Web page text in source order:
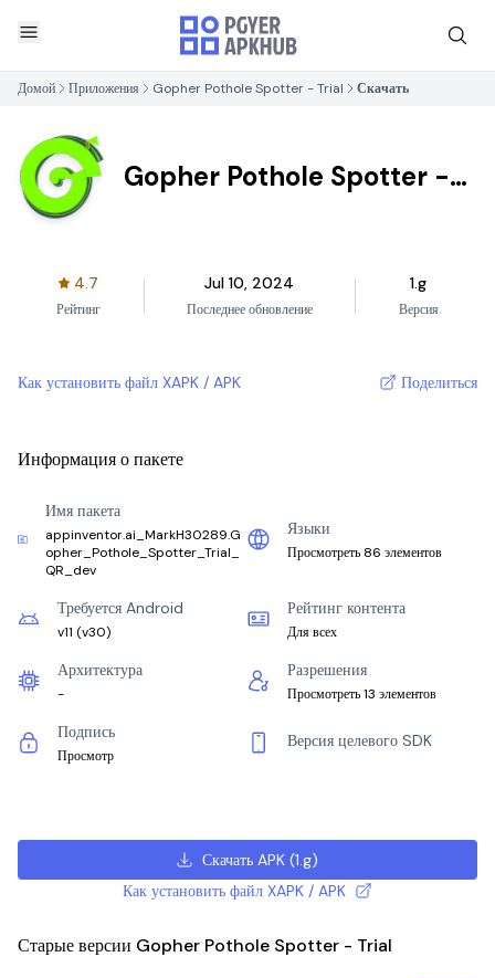
Домой Приложения Gopher Pothole Spotter - Trial Скачать
Gopher Pothole Spotter -
4.7
Рейтинг
Jul 10, 2024
Последнее обновление
1.g
Версия
Как установить файл XAPK / APK Поделиться
Информация о пакете
Имя пакета
appinventor.ai_MarkH30289.G
opher_Pothole_Spotter_Trial_
QR_dev
Языки
Просмотреть 86 элементов
Требуется Android
v11 (v30)
Рейтинг контента
Для всех
Архитектура
-
Разрешения
Просмотреть 13 элементов
Подпись
Просмотр
Версия целевого SDK
Скачать APK (1.g)
Как установить файл XAPK / APK
Старые версии Gopher Pothole Spotter - Trial